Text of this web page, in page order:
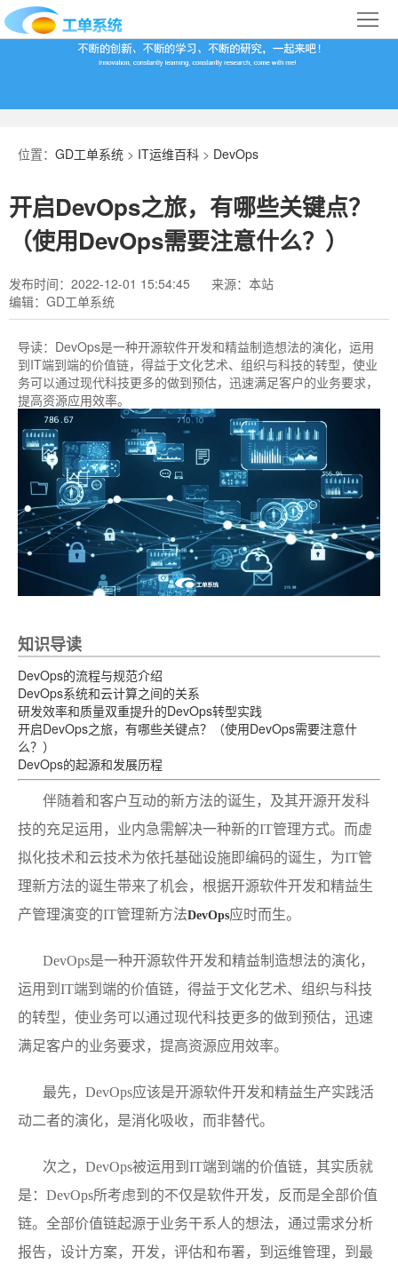
首
百
下
于
们
行
导
位置： GD工单系统 > IT运维百科 > DevOps
开启DevOps之旅，有哪些关键点？
（使用DevOps需要注意什么？）
发布时间：2022-12-01 15:54:45
来源：本站
编辑：GD工单系统
导读： DevOps是一种开源软件开发和精益制造想法的演化，运用
到IT端到端的价值链，得益于文化艺术、组织与科技的转型，使业
务可以通过现代科技更多的做到预估，迅速满足客户的业务要求，
提高资源应用效率。
知识导读
DevOps的流程与规范介绍
DevOps系统和云计算之间的关系
研发效率和质量双重提升的DevOps转型实践
开启DevOps之旅，有哪些关键点？（使用DevOps需要注意什
么？）
DevOps的起源和发展历程
伴随着和客户互动的新方法的诞生，及其开源开发科
技的充足运用，业内急需解决一种新的IT管理方式。而虚
拟化技术和云技术为依托基础设施即编码的诞生，为IT管
理新方法的诞生带来了机会，根据开源软件开发和精益生
产管理演变的IT管理新方法DevOps应时而生。
DevOps是一种开源软件开发和精益制造想法的演化，
运用到IT端到端的价值链，得益于文化艺术、组织与科技
的转型，使业务可以通过现代科技更多的做到预估，迅速
满足客户的业务要求，提高资源应用效率。
最先，DevOps应该是开源软件开发和精益生产实践活
动二者的演化，是消化吸收，而非替代。
次之，DevOps被运用到IT端到端的价值链，其实质就
是：DevOps所考虑到的不仅是软件开发，反而是全部价值
链。全部价值链起源于业务干系人的想法，通过需求分析
报告，设计方案，开发，评估和布署，到运维管理，到最